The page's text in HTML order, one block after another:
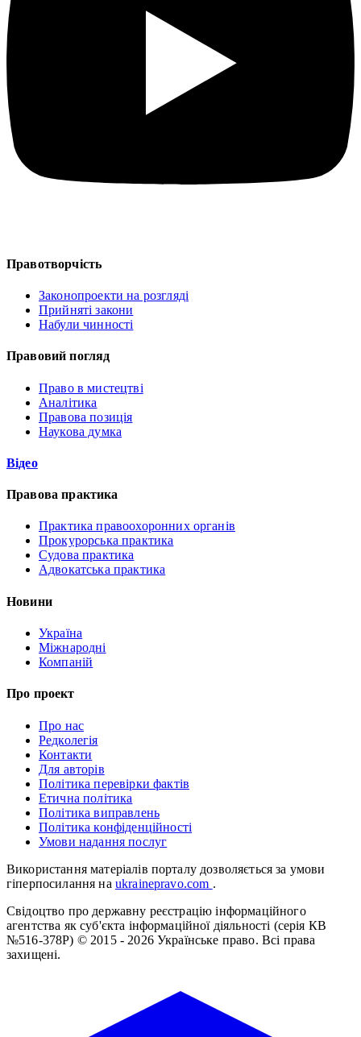
Правотворчість
Законопроекти на розгляді
Прийняті закони
Набули чинності
Правовий погляд
Право в мистецтві
Аналітика
Правова позиція
Наукова думка
Відео
Правова практика
Практика правоохоронних органів
Прокурорська практика
Судова практика
Адвокатська практика
Новини
Україна
Міжнародні
Компаній
Про проект
Про нас
Редколегія
Контакти
Для авторів
Політика перевірки фактів
Етична політика
Політика виправлень
Політика конфіденційності
Умови надання послуг
Використання матеріалів порталу дозволяється за умови
гіперпосилання на ukrainepravo.com .
Свідоцтво про державну реєстрацію інформаційного
агентства як суб'єкта інформаційної діяльності (серія КВ
№516-378Р) © 2015 - 2026 Українське право. Всі права
захищені.